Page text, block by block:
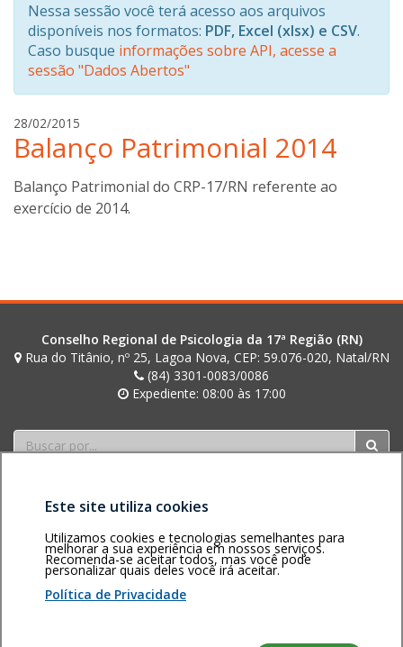
Nessa sessão você terá acesso aos arquivos
disponíveis nos formatos: PDF, Excel (xlsx) e CSV.
Caso busque informações sobre API, acesse a
sessão "Dados Abertos"
28/02/2015
n
a
b
o
i
Balanço Patrimonial 2014
Balanço Patrimonial do CRP-17/RN referente ao
exercício de 2014.
Conselho Regional de Psicologia da 17ª Região (RN)
Rua do Titânio, nº 25, Lagoa Nova, CEP: 59.076-020, Natal/RN
(84) 3301-0083/0086
Expediente: 08:00 às 17:00
Buscar
Área restritaPolítica de
privacidadePersonalização
de cookies
Este site utiliza cookies
Utilizamos cookies e tecnologias semelhantes para
melhorar a sua experiência em nossos serviços.
Recomenda-se aceitar todos, mas você pode
personalizar quais deles você irá aceitar.
Política de Privacidade